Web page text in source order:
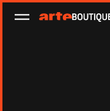
Ouvrir le menu